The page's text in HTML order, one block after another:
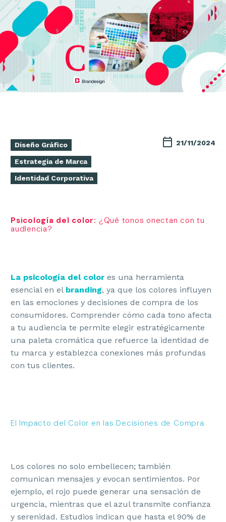
Diseño Gráfico
Estrategia de Marca
Identidad Corporativa
21/11/2024
Psicología del color: ¿Qué tonos onectan con tu
audIencia?
La psicología del color es una herramienta
esencial en el branding, ya que los colores influyen
en las emociones y decisiones de compra de los
consumidores. Comprender cómo cada tono afecta
a tu audiencia te permite elegir estratégicamente
una paleta cromática que refuerce la identidad de
tu marca y establezca conexiones más profundas
con tus clientes.
El Impacto del Color en las Decisiones de Compra
Los colores no solo embellecen; también
comunican mensajes y evocan sentimientos. Por
ejemplo, el rojo puede generar una sensación de
urgencia, mientras que el azul transmite confianza
y serenidad. Estudios indican que hasta el 90% de